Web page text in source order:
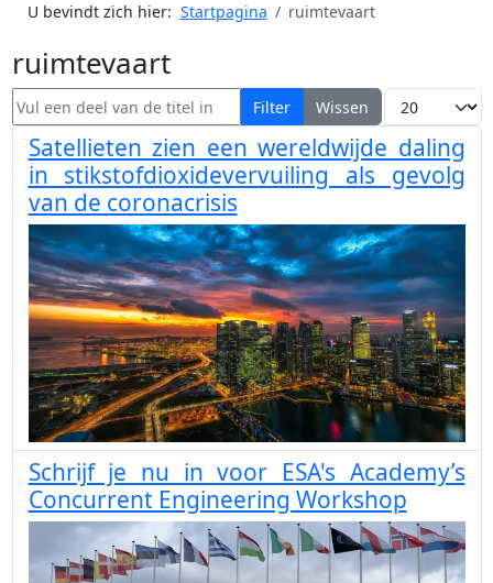
U bevindt zich hier: Startpagina ruimtevaart
ruimtevaart
Vul een deel van de titel in Filter Wissen Toon #
Satellieten zien een wereldwijde daling
in stikstofdioxidevervuiling als gevolg
van de coronacrisis
Schrijf je nu in voor ESA's Academy’s
Concurrent Engineering Workshop